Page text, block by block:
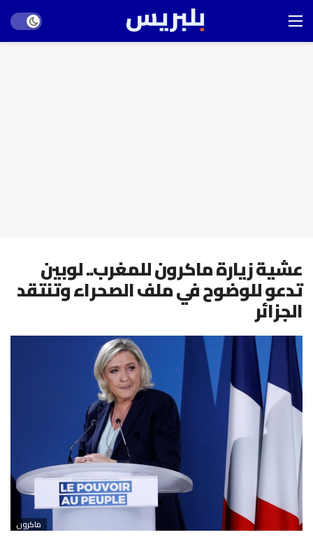
mode
عشية زيارة ماكرون للمغرب.. لوبين
تدعو للوضوح في ملف الصحراء وتنتقد
الجزائر
ماكرون